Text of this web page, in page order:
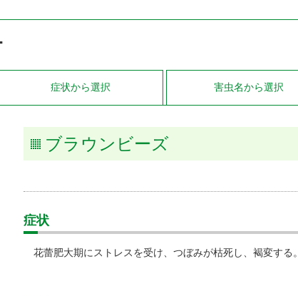
症状から選択 害虫名から選択
ブラウンビーズ
症状
花蕾肥大期にストレスを受け、つぼみが枯死し、褐変する。